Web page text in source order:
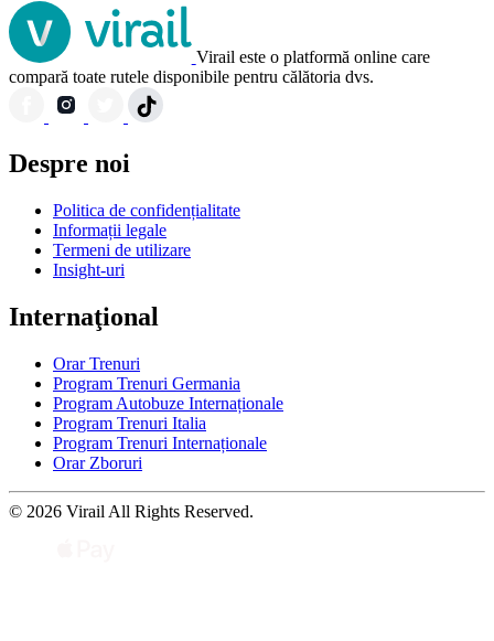
Virail este o platformă online care
compară toate rutele disponibile pentru călătoria dvs.
Despre noi
Politica de confidențialitate
Informații legale
Termeni de utilizare
Insight-uri
Internaţional
Orar Trenuri
Program Trenuri Germania
Program Autobuze Internaționale
Program Trenuri Italia
Program Trenuri Internaționale
Orar Zboruri
© 2026 Virail All Rights Reserved.